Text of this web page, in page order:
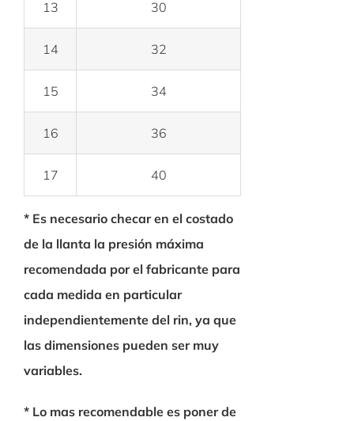
13 30
14 32
15 34
16 36
17 40
* Es necesario checar en el costado
de la llanta la presión máxima
recomendada por el fabricante para
cada medida en particular
independientemente del rin, ya que
las dimensiones pueden ser muy
variables.
* Lo mas recomendable es poner de